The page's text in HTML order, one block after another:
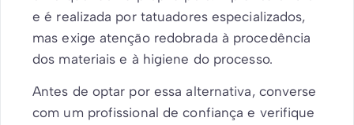
e é realizada por tatuadores especializados,
mas exige atenção redobrada à procedência
dos materiais e à higiene do processo.
Antes de optar por essa alternativa, converse
com um profissional de confiança e verifique